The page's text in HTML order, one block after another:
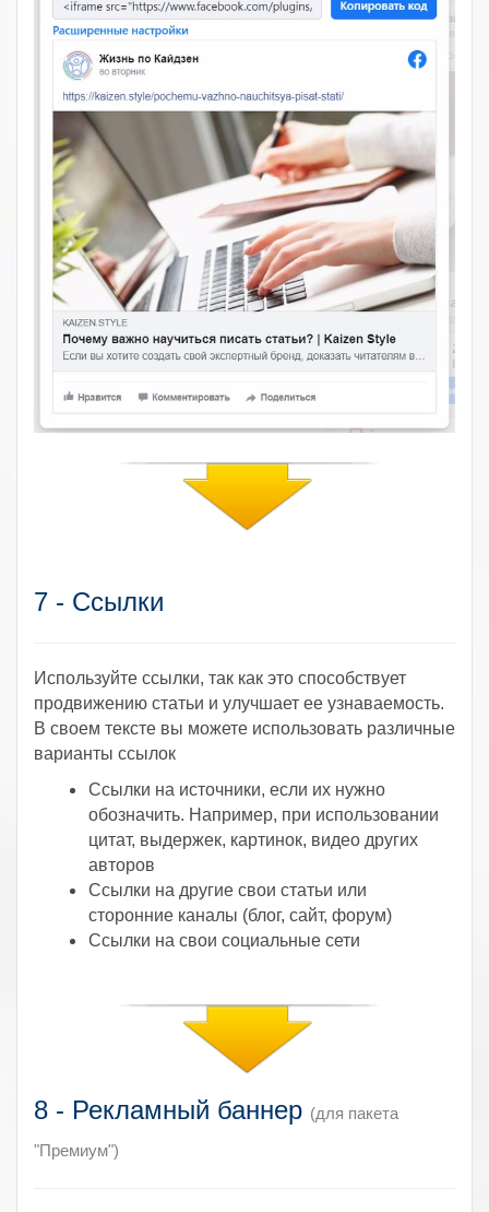
7 - Ссылки
Используйте ссылки, так как это способствует
продвижению статьи и улучшает ее узнаваемость.
В своем тексте вы можете использовать различные
варианты ссылок
Ссылки на источники, если их нужно
обозначить. Например, при использовании
цитат, выдержек, картинок, видео других
авторов
Ссылки на другие свои статьи или
сторонние каналы (блог, сайт, форум)
Ссылки на свои социальные сети
8 - Рекламный баннер (для пакета
"Премиум")